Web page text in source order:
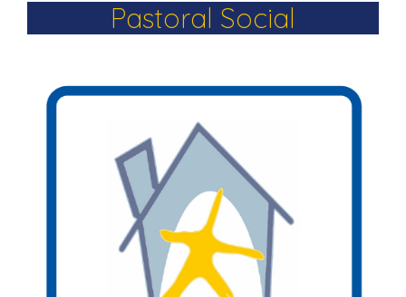
Pastoral Social